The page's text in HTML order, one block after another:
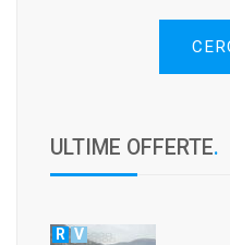
ULTIME OFFERTE.
R V